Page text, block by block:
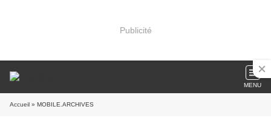
Publicité
MENU
Accueil » MOBILE.ARCHIVES